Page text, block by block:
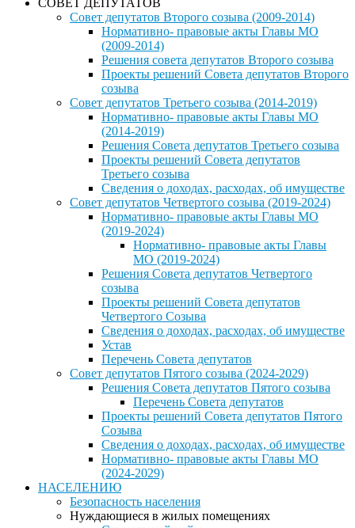
СОВЕТ ДЕПУТАТОВ
Совет депутатов Второго созыва (2009-2014)
Нормативно- правовые акты Главы МО
(2009-2014)
Решения совета депутатов Второго созыва
Проекты решений Совета депутатов Второго
созыва
Совет депутатов Третьего созыва (2014-2019)
Нормативно- правовые акты Главы МО
(2014-2019)
Решения Совета депутатов Третьего созыва
Проекты решений Совета депутатов
Третьего созыва
Сведения о доходах, расходах, об имуществе
Совет депутатов Четвертого созыва (2019-2024)
Нормативно- правовые акты Главы МО
(2019-2024)
Нормативно- правовые акты Главы
МО (2019-2024)
Решения Совета депутатов Четвертого
созыва
Проекты решений Совета депутатов
Четвертого Созыва
Сведения о доходах, расходах, об имуществе
Устав
Перечень Совета депутатов
Совет депутатов Пятого созыва (2024-2029)
Решения Совета депутатов Пятого созыва
Перечень Совета депутатов
Проекты решений Совета депутатов Пятого
Созыва
Сведения о доходах, расходах, об имуществе
Нормативно- правовые акты Главы МО
(2024-2029)
НАСЕЛЕНИЮ
Безопасность населения
Нуждающиеся в жилых помещениях